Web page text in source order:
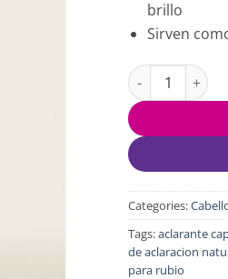
brillo
Sirven
Tónico
Categories:
Tags:aclarante
de aclaracion
para rubio